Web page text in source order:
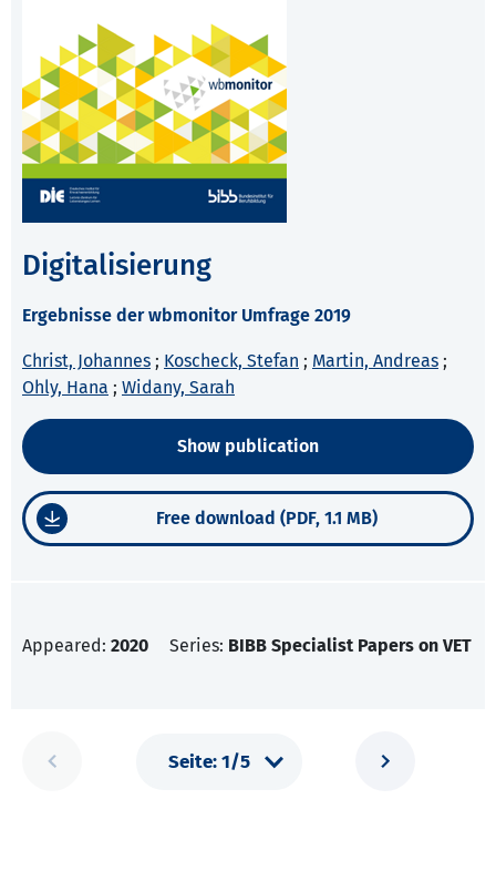
Digitalisierung
Ergebnisse der wbmonitor Umfrage 2019
Christ, Johannes ; Koscheck, Stefan ; Martin, Andreas ;
Ohly, Hana ; Widany, Sarah
Show publication
Free download (PDF, 1.1 MB)
Appeared: 2020 Series: BIBB Specialist Papers on VET